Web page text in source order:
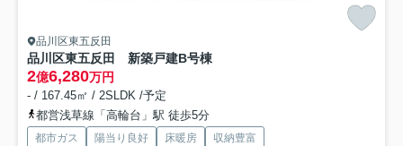
品川区東五反田
品川区東五反田 新築戸建B号棟
2億6,280万円
- / 167.45㎡ / 2SLDK /予定
都営浅草線「高輪台」駅 徒歩5分
都市ガス 陽当り良好 床暖房
収納豊富